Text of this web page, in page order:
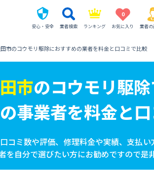
安心・安全 業者検索 ランキング
0
お気に入り 業者
市のコウモリ駆除におすすめの業者を料金と口コミで比較
市のコウモリ駆
事業者を料金と
コミ数や評価、修理料金や実績、支払
自分で選びたい方にお勧めですので是